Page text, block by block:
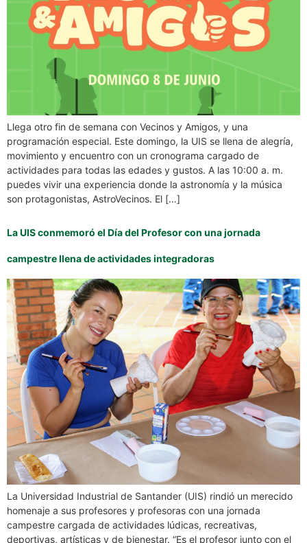
Llega otro fin de semana con Vecinos y Amigos, y una
programación especial. Este domingo, la UIS se llena de alegría,
movimiento y encuentro con un cronograma cargado de
actividades para todas las edades y gustos. A las 10:00 a. m.
puedes vivir una experiencia donde la astronomía y la música
son protagonistas, AstroVecinos. El […]
La UIS conmemoró el Día del Profesor con una jornada
campestre llena de actividades integradoras
La Universidad Industrial de Santander (UIS) rindió un merecido
homenaje a sus profesores y profesoras con una jornada
campestre cargada de actividades lúdicas, recreativas,
deportivas, artísticas y de bienestar. “Es el profesor junto con el